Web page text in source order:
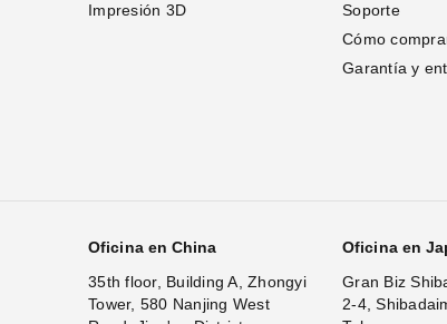
Impresión 3D
Soporte
Cómo
Garantía y
Oficina en China
35th floor, Building A, Zhongyi
Tower, 580 Nanjing West
Oficina en
Gran Biz
2-4,